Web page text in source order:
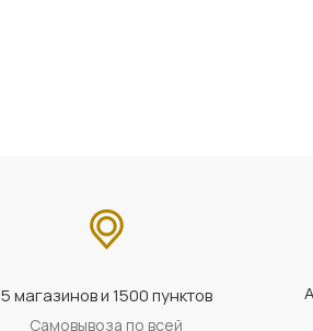
5 магазинов и 1500 пунктов
Самовывоза по всей